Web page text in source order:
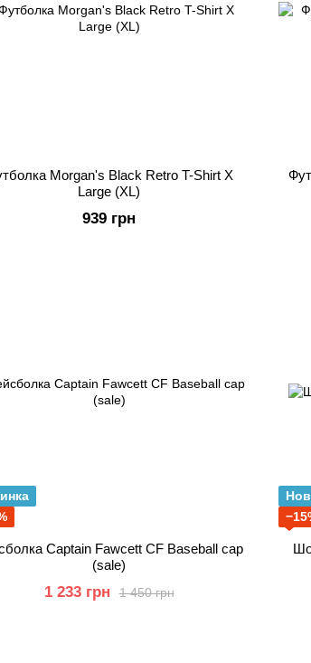
Morgan's Black Retro T-Shirt X
Large (XL)
939 грн
Captain Fawcett CF Baseball cap
(sale)
1 450 грн
1 233 грн